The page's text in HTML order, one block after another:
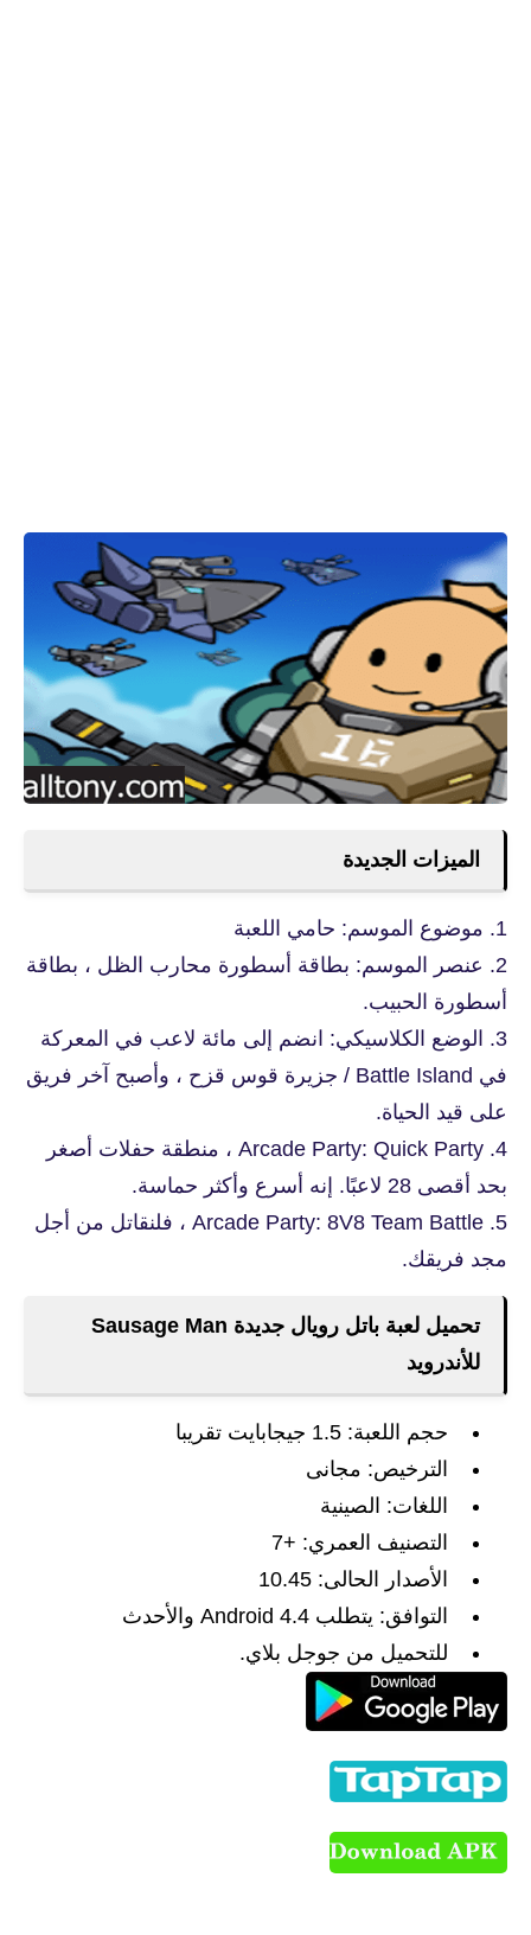
الميزات الجديدة
1. موضوع الموسم: حامي اللعبة
2. عنصر الموسم: بطاقة أسطورة محارب الظل ، بطاقة
أسطورة الحبيب.
3. الوضع الكلاسيكي: انضم إلى مائة لاعب في المعركة
في Battle Island / جزيرة قوس قزح ، وأصبح آخر فريق
على قيد الحياة.
4. Arcade Party: Quick Party ، منطقة حفلات أصغر
بحد أقصى 28 لاعبًا. إنه أسرع وأكثر حماسة.
5. Arcade Party: 8V8 Team Battle ، فلنقاتل من أجل
مجد فريقك.
للأندرويد
حجم اللعبة: 1.5 جيجابايت تقريبا
الترخيص: مجانى
اللغات: الصينية
التصنيف العمري: +7
الأصدار الحالى: 10.45
التوافق: يتطلب Android 4.4 والأحدث
للتحميل من جوجل بلاي.